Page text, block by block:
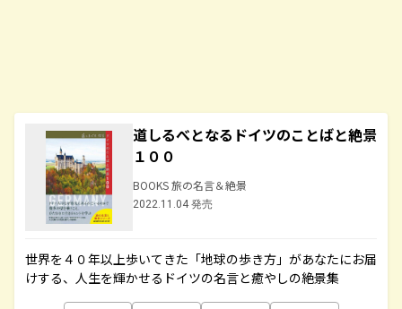
道しるべとなるドイツのことばと絶景
１００
BOOKS 旅の名言＆絶景
2022.11.04 発売
世界を４０年以上歩いてきた「地球の歩き方」があなたにお届
けする、人生を輝かせるドイツの名言と癒やしの絶景集